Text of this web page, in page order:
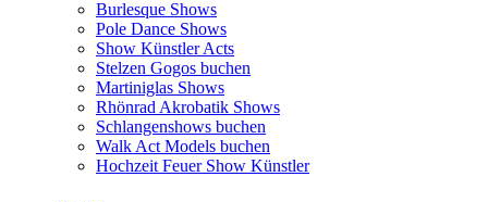
Burlesque Shows
Pole Dance Shows
Show Künstler Acts
Stelzen Gogos buchen
Martiniglas Shows
Rhönrad Akrobatik Shows
Schlangenshows buchen
Walk Act Models buchen
Hochzeit Feuer Show Künstler